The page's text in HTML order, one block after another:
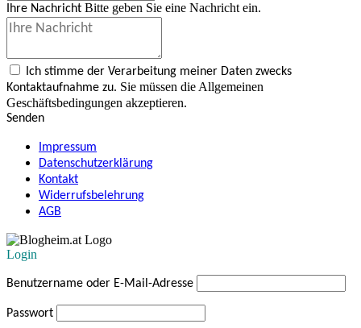
Ihre Nachricht Bitte geben Sie eine Nachricht ein.
Ich stimme der Verarbeitung meiner Daten zwecks
Kontaktaufnahme zu. Sie müssen die Allgemeinen
Geschäftsbedingungen akzeptieren.
Senden
Impressum
Datenschutzerklärung
Kontakt
Widerrufsbelehrung
AGB
Login
Benutzername oder E-Mail-Adresse
Passwort